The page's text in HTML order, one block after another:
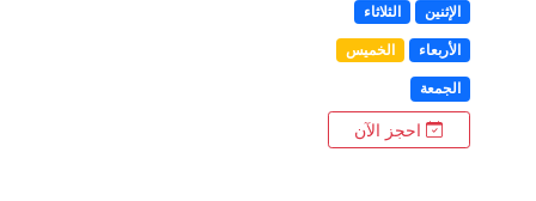
الإثنين
الثلاثاء
الأربعاء
الخميس
الجمعة
احجز الآن